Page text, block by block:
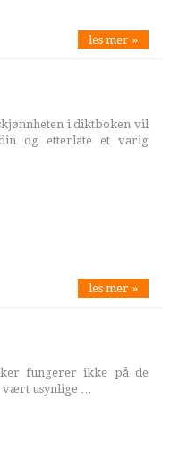
les mer »
i diktboken vil
og etterlate et varig
les mer »
fungerer ikke på de
vært usynlige …